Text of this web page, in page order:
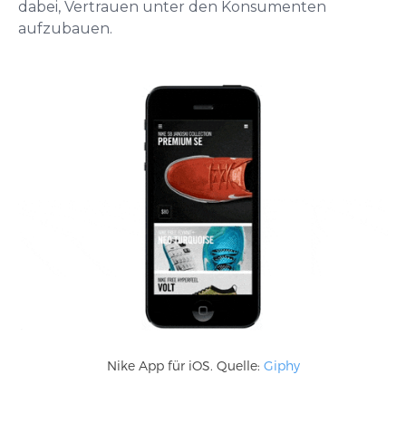
dabei, Vertrauen unter den Konsumenten
aufzubauen.
Nike App für iOS. Quelle: Giphy